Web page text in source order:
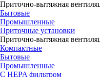
Приточно-вытяжная
Бытовые
Промышленные
Приточные установки
Приточно-вытяжная
Компактные
Бытовые
Промышленные
С HEPA фильтром